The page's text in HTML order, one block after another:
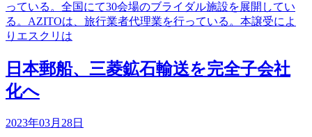
っている。全国にて30会場のブライダル施設を展開してい
る。AZITOは、旅行業者代理業を行っている。本譲受によ
りエスクリは
日本郵船、三菱鉱石輸送を完全子会社
化へ
2023年03月28日